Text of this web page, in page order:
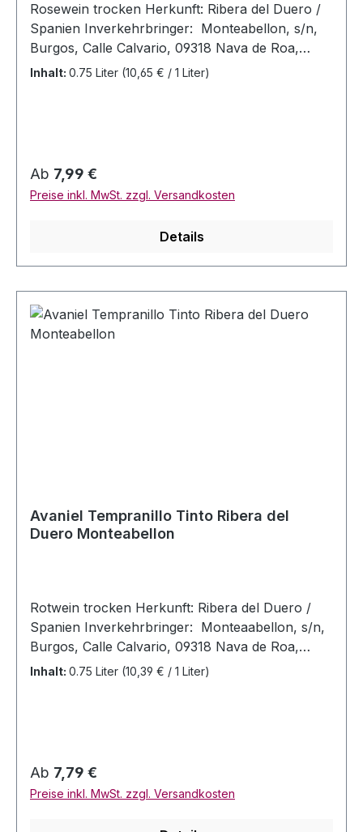
Rosewein trocken Herkunft: Ribera del Duero /
Spanien Inverkehrbringer: Monteabellon, s/n,
Burgos, Calle Calvario, 09318 Nava de Roa,
Burgos - Spanien Allergenhinweis: enthält Sulfite
Inhalt: 0.75 Liter (10,65 € / 1 Liter)
Regulärer Preis:
Ab 7,99 €
Preise inkl. MwSt. zzgl. Versandkosten
Details
Avaniel Tempranillo Tinto Ribera del
Duero Monteabellon
Rotwein trocken Herkunft: Ribera del Duero /
Spanien Inverkehrbringer: Monteaabellon, s/n,
Burgos, Calle Calvario, 09318 Nava de Roa,
Burgos - Spanien Allergenhinweis: enthält Sulfite
Inhalt: 0.75 Liter (10,39 € / 1 Liter)
Regulärer Preis:
Ab 7,79 €
Preise inkl. MwSt. zzgl. Versandkosten